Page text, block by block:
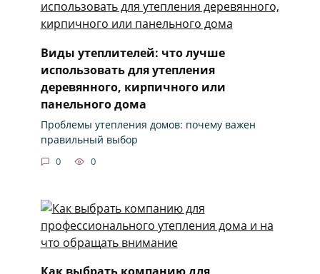
Виды утеплителей: что лучше
использовать для утепления
деревянного, кирпичного или
панельного дома
Проблемы утепления домов: почему важен
правильный выбор
0 0